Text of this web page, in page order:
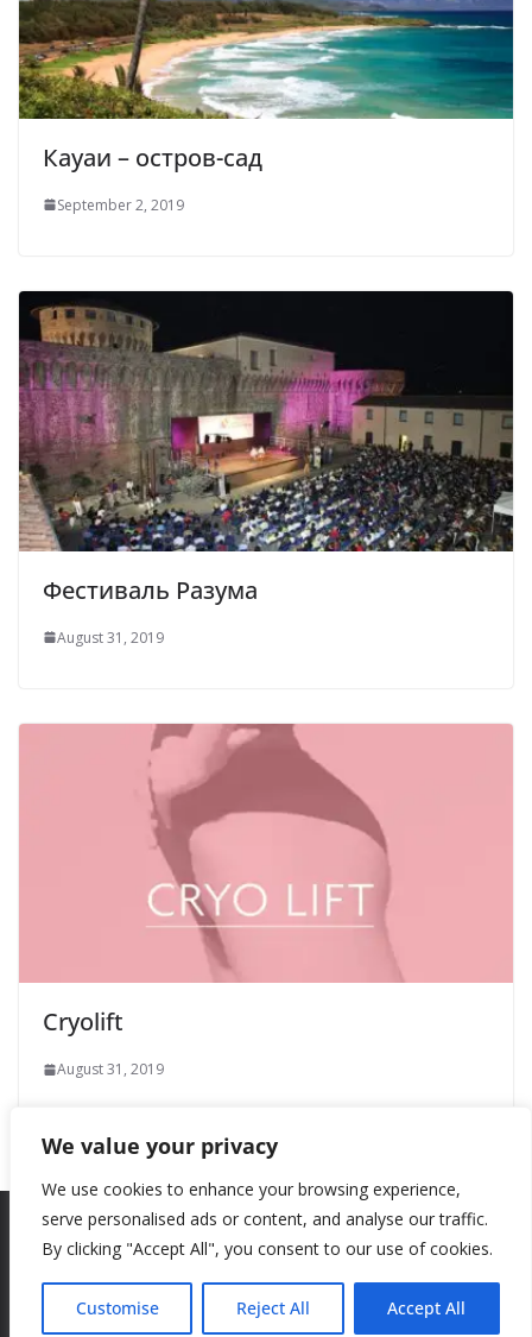
We value your privacy
We use cookies to enhance your browsing experience,
serve personalised ads or content, and analyse our traffic.
By clicking "Accept All", you consent to our use of cookies.
Customise Reject All Accept All
Кауаи – остров-сад
September 2, 2019
Фестиваль Разума
August 31, 2019
Cryolift
August 31, 2019
Theme:ColorMag by ThemeGrill. Powered byWordPress